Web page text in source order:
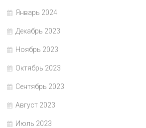
Январь 2024
Декабрь 2023
Ноябрь 2023
Октябрь 2023
Сентябрь 2023
Август 2023
Июль 2023